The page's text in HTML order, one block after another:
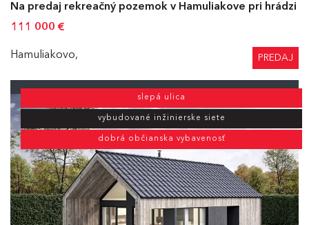
Na predaj rekreačný pozemok v Hamuliakove pri hrádzi
111 000 €
Hamuliakovo, PREDAJ
slepá ulica
vybudované inžinierske siete
dobrá občianska vybavenosť